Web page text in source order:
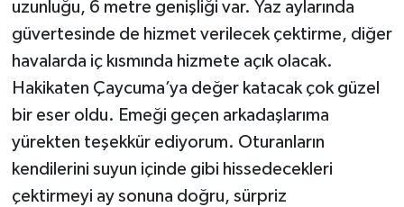
uzunluğu, 6 metre genişliği var. Yaz aylarında
güvertesinde de hizmet verilecek çektirme, diğer
havalarda iç kısmında hizmete açık olacak.
Hakikaten Çaycuma’ya değer katacak çok güzel
bir eser oldu. Emeği geçen arkadaşlarıma
yürekten teşekkür ediyorum. Oturanların
kendilerini suyun içinde gibi hissedecekleri
çektirmeyi ay sonuna doğru, sürpriz